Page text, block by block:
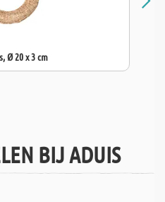
Ø 20 x 3 cm
BIJ ADUIS